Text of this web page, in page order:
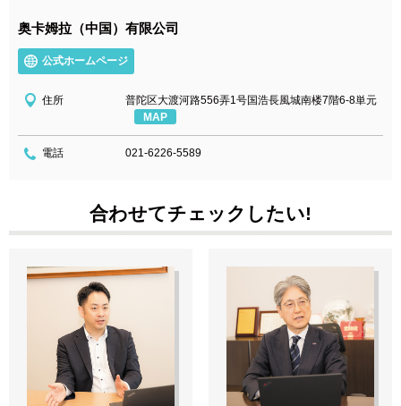
奥卡姆拉（中国）有限公司
公式ホームページ
住所
普陀区大渡河路556弄1号国浩長風城南楼7階6-8単元
MAP
電話 021-6226-5589
合わせてチェックしたい!